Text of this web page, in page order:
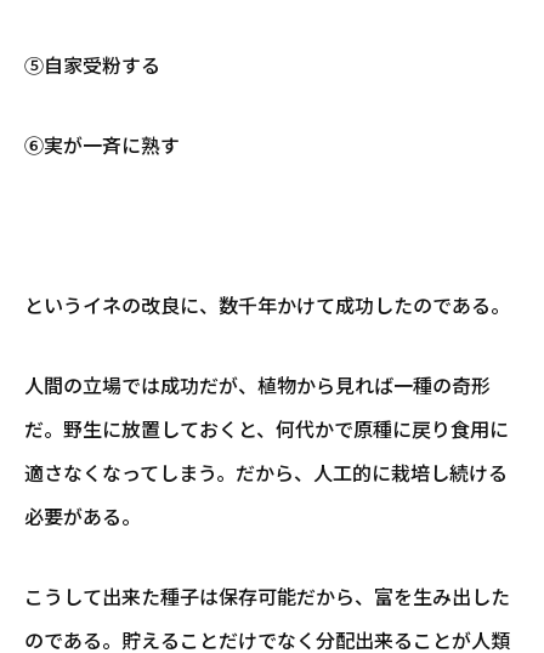
⑤自家受粉する
⑥実が一斉に熟す
というイネの改良に、数千年かけて成功したのである。
人間の立場では成功だが、植物から見れば一種の奇形
だ。野生に放置しておくと、何代かで原種に戻り食用に
適さなくなってしまう。だから、人工的に栽培し続ける
必要がある。
こうして出来た種子は保存可能だから、富を生み出した
のである。貯えることだけでなく分配出来ることが人類